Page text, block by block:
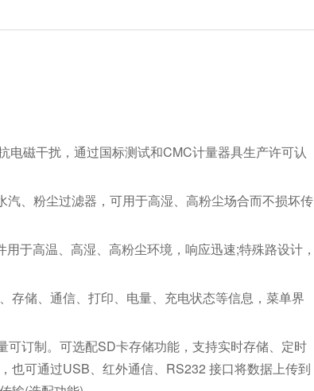
磁干扰，通过国标测试和CMC计量器具生产许可认
、粉尘过滤器，可用于高湿、高粉尘场合而不损坏传
于高温、高湿、高粉尘环境，响应迅速;特殊路设计，
存储、通信、打印、电量、充电状态等信息，菜单界
订制。可选配SD卡存储功能，支持实时存储、定时
也可通过USB、红外通信、RS232 接口将数据上传到